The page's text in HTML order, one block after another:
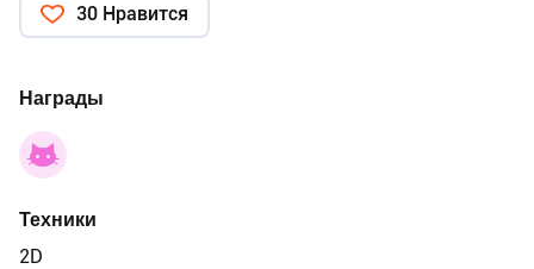
30 Нравится
Награды
Техники
2D